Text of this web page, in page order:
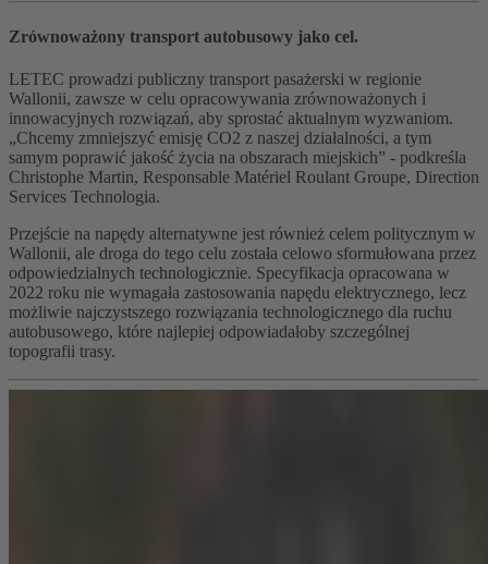
Zrównoważony transport autobusowy jako cel.
LETEC prowadzi publiczny transport pasażerski w regionie
Wallonii, zawsze w celu opracowywania zrównoważonych i
innowacyjnych rozwiązań, aby sprostać aktualnym wyzwaniom.
„Chcemy zmniejszyć emisję CO2 z naszej działalności, a tym
samym poprawić jakość życia na obszarach miejskich” - podkreśla
Christophe Martin, Responsable Matériel Roulant Groupe, Direction
Services Technologia.
Przejście na napędy alternatywne jest również celem politycznym w
Wallonii, ale droga do tego celu została celowo sformułowana przez
odpowiedzialnych technologicznie. Specyfikacja opracowana w
2022 roku nie wymagała zastosowania napędu elektrycznego, lecz
możliwie najczystszego rozwiązania technologicznego dla ruchu
autobusowego, które najlepiej odpowiadałoby szczególnej
topografii trasy.